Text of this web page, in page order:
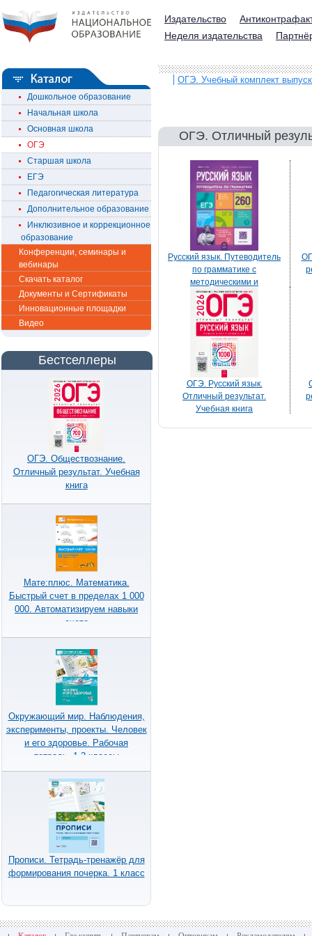
Издательство
Неделя издательства
Дошкольное образование
Начальная школа
Основная школа
ОГЭ
Старшая школа
ЕГЭ
Педагогическая литература
Дополнительное образование
Инклюзивное и коррекционное
образование
Конференции, семинары и
вебинары
Скачать каталог
Документы и Сертификаты
Инновационные площадки
Видео
Бестселлеры
ОГЭ. Обществознание.
Отличный результат. Учебная
книга
Мате:плюс. Математика.
Быстрый счет в пределах 1 000
000. Автоматизируем навыки
счета
Окружающий мир. Наблюдения,
эксперименты, проекты. Человек
и его здоровье. Рабочая
тетрадь. 1-2 классы
Прописи. Тетрадь-тренажёр для
формирования почерка. 1 класс
ОГЭ. Учебный комплект
ОГЭ. Отличный
Русский язык. Путеводитель
по грамматике с
методическими и
историческими
комментариями
ОГЭ. Русский язык.
Отличный результат.
Учебная книга